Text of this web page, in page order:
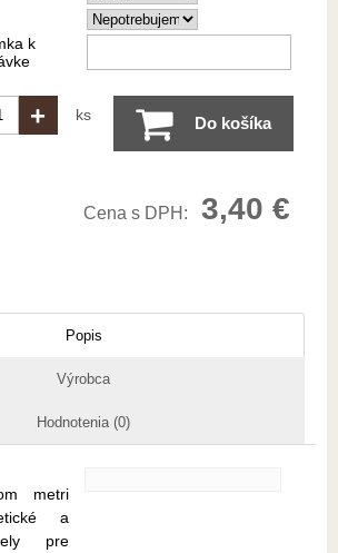
k
+ ks Do košíka
Cena s DPH: 3,40 €
Popis
Výrobca
Hodnotenia (0)
metri
a
pre